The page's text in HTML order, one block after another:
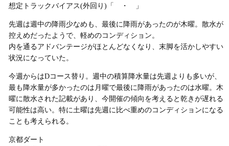
想定トラックバイアス(外回り)「 ・ 」
先週は週中の降雨少なめも、最後に降雨があったのが木曜。散水が
控えめだったようで、軽めのコンディション。
内を通るアドバンテージがほとんどなくなり、末脚を活かしやすい
状況になっていた。
今週からはDコース替り。週中の積算降水量は先週よりも多いが、
最も降水量が多かったのは月曜で最後に降雨があったのは水曜。木
曜に散水された記載があり、今開催の傾向を考えると乾きが遅れる
可能性は高い。特に土曜は先週に比べ重めのコンディションになる
ことも考えられる。
京都ダート